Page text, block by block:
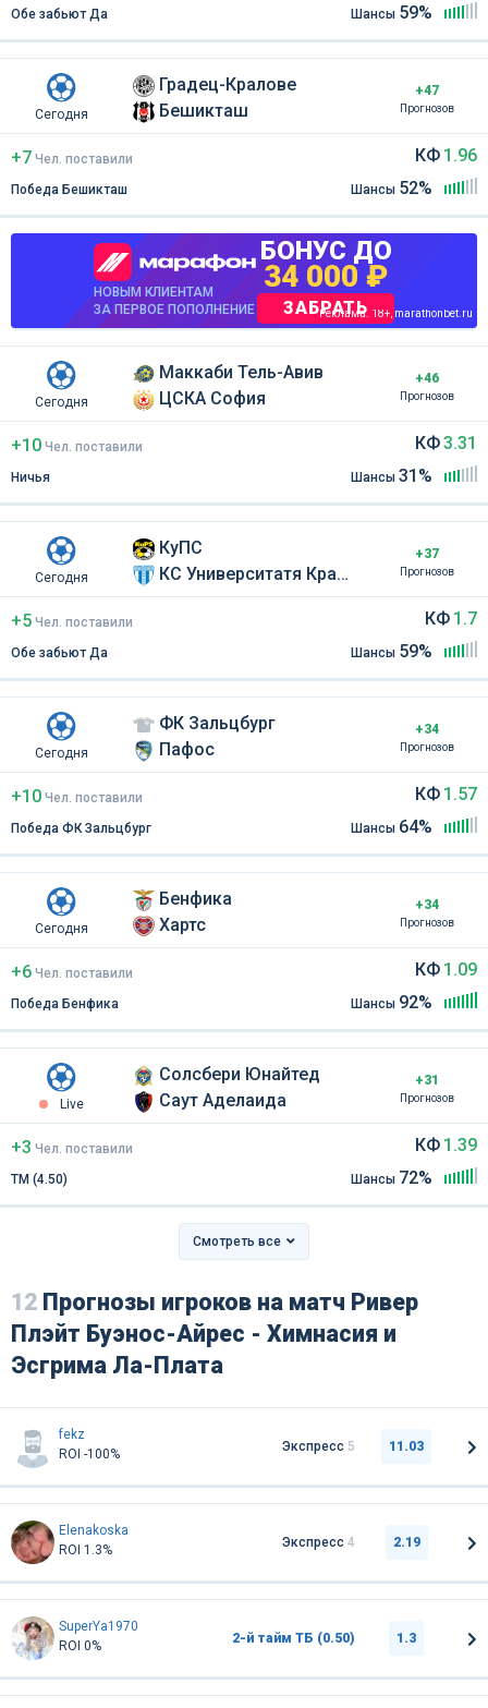
Обе забьют Да Шансы 59%
Сегодня
Градец-Кралове
Бешикташ
+47
Прогнозов
+7 Чел. поставили
Победа Бешикташ
КФ 1.96
Шансы 52%
НОВЫМ КЛИЕНТАМ
ЗА ПЕРВОЕ ПОПОЛНЕНИЕ
БОНУС ДО
34 000 ₽
ЗАБРАТЬ
Реклама. 18+, marathonbet.ru
Сегодня
Маккаби Тель-Авив
ЦСКА София
+46
Прогнозов
+10 Чел. поставили
Ничья
КФ3.31
Шансы 31%
Сегодня
КуПС
КС Университатя Крайова
+37
Прогнозов
+5 Чел. поставили
Обе забьют Да
КФ 1.7
Шансы 59%
Сегодня
ФК Зальцбург
Пафос
+34
Прогнозов
+10 Чел. поставили
Победа ФК Зальцбург
КФ 1.57
Шансы 64%
Сегодня
Бенфика
Хартс
+34
Прогнозов
+6 Чел. поставили
Победа Бенфика
КФ 1.09
Шансы 92%
Live
Солсбери Юнайтед
Саут Аделаида
+31
Прогнозов
+3 Чел. поставили
ТМ (4.50)
КФ 1.39
Шансы 72%
Смотреть все
12 Прогнозы игроков на матч Ривер
Плэйт Буэнос-Айрес - Химнасия и
Эсгрима Ла-Плата
fekz
ROI -100%
Экспресс 5 11.03
Elenakoska
ROI 1.3%
Экспресс 4 2.19
SuperYa1970
ROI 0%
2-й тайм ТБ (0.50) 1.3